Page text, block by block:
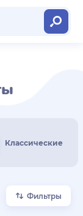
Классические
Фильтры